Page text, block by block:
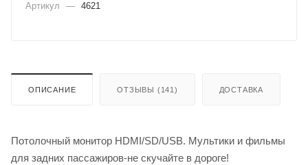
Артикул — 4621
ОПИСАНИЕ ОТЗЫВЫ (141) ДОСТАВКА
Потолочный монитор HDMI/SD/USB. Мультики и фильмы
для задних пассажиров-не скучайте в дороге!